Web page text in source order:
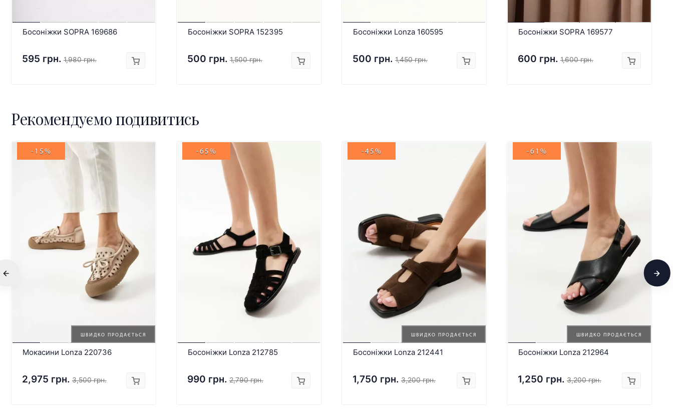
Босоніжки SOPRA 169686
595 грн. 1,980 грн.
Босоніжки SOPRA 152395
500 грн. 1,500 грн.
Босоніжки Lonza 160595
500 грн. 1,450 грн.
Босоніжки SOPRA 169577
600 грн. 1,600 грн.
Рекомендуємо подивитись
ШВИДКО ПРОДАЄТЬСЯ
-15%
Мокасини Lonza 220736
2,975 грн. 3,500 грн.
-65%
Босоніжки Lonza 212785
990 грн. 2,790 грн.
ШВИДКО ПРОДАЄТЬСЯ
-45%
Босоніжки Lonza 212441
1,750 грн. 3,200 грн.
ШВИДКО ПРОДАЄТЬСЯ
-61%
Босоніжки Lonza 212964
1,250 грн. 3,200 грн.